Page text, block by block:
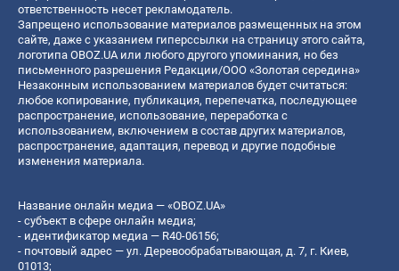
ответственность несет рекламодатель.
Запрещено использование материалов размещенных на этом
сайте, даже с указанием гиперссылки на страницу этого сайта,
логотипа OBOZ.UA или любого другого упоминания, но без
письменного разрешения Редакции/ООО «Золотая середина»
Незаконным использованием материалов будет считаться:
любое копирование, публикация, перепечатка, последующее
распространение, использование, переработка с
использованием, включением в состав других материалов,
распространение, адаптация, перевод и другие подобные
изменения материала.
Название онлайн медиа — «OBOZ.UA»
- субъект в сфере онлайн медиа;
- идентификатор медиа — R40-06156;
- почтовый адрес — ул. Деревообрабатывающая, д. 7, г. Киев,
01013;